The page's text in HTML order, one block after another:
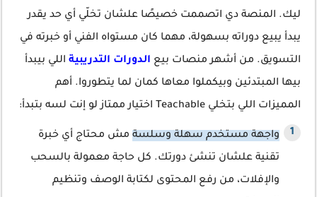
ليك. المنصة دي اتصممت خصيصًا علشان تخلّي أي حد يقدر
يبدأ يبيع دوراته بسهولة، مهما كان مستواه الفني أو خبرته في
التسويق. من أشهر منصات بيع الدورات التدريبية اللي بيبدأ
بيها المبتدئين وبيكملوا معاها كمان لما يتطوروا. أهم
المميزات اللي بتخلي Teachable اختيار ممتاز لو إنت لسه بتبدأ:
واجهة مستخدم سهلة وسلسة مش محتاج أي خبرة
تقنية علشان تنشئ دورتك. كل حاجة معمولة بالسحب
والإفلات، من رفع المحتوى لكتابة الوصف وتنظيم